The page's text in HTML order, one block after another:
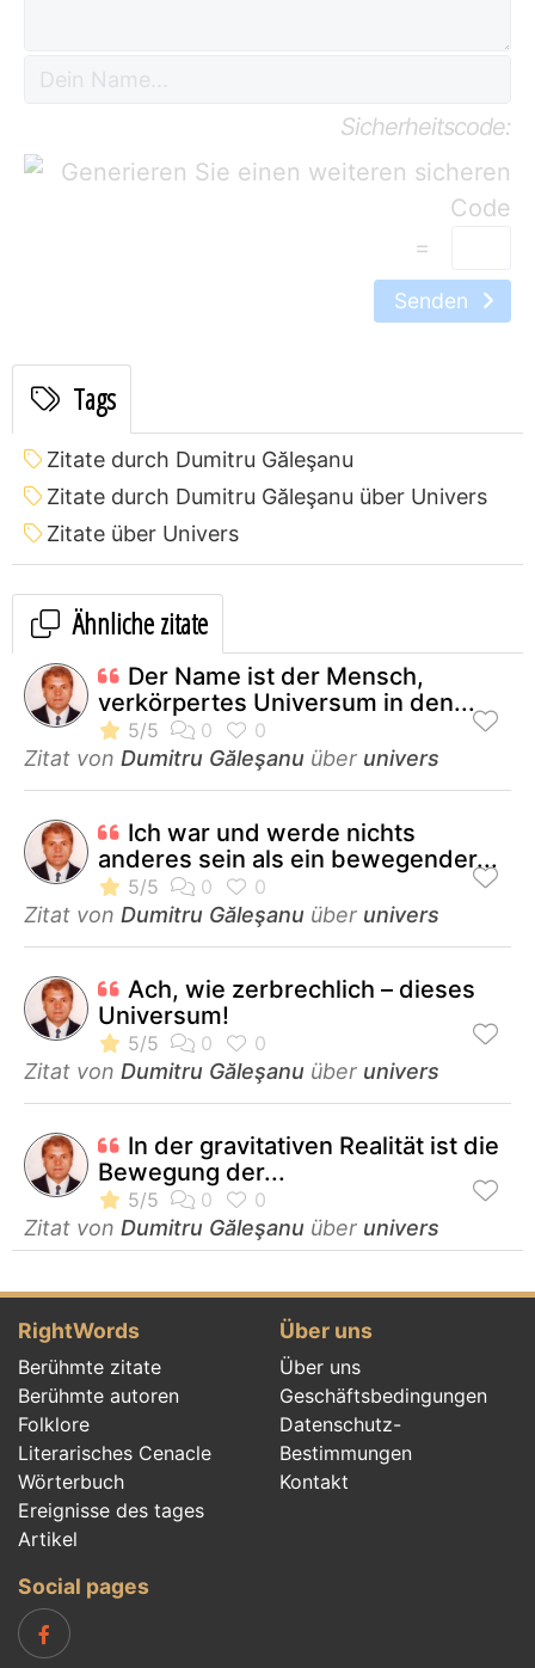
Sicherheitscode:
=
Senden
Tags
Zitate durch Dumitru Găleşanu
Zitate durch Dumitru Găleşanu über Univers
Zitate über Univers
Ähnliche zitate
Der Name ist der Mensch,
verkörpertes Universum in den...
Zitat von Dumitru Găleşanu über univers
Ich war und werde nichts
anderes sein als ein bewegender...
Zitat von Dumitru Găleşanu über univers
Ach, wie zerbrechlich – dieses
Universum!
Zitat von Dumitru Găleşanu über univers
In der gravitativen Realität ist die
Bewegung der...
Zitat von Dumitru Găleşanu über univers
RightWords
Berühmte zitate
Berühmte autoren
Folklore
Literarisches Cenacle
Wörterbuch
Ereignisse des tages
Artikel
Über uns
Über uns
Geschäftsbedingungen
Datenschutz-
Bestimmungen
Kontakt
Social pages